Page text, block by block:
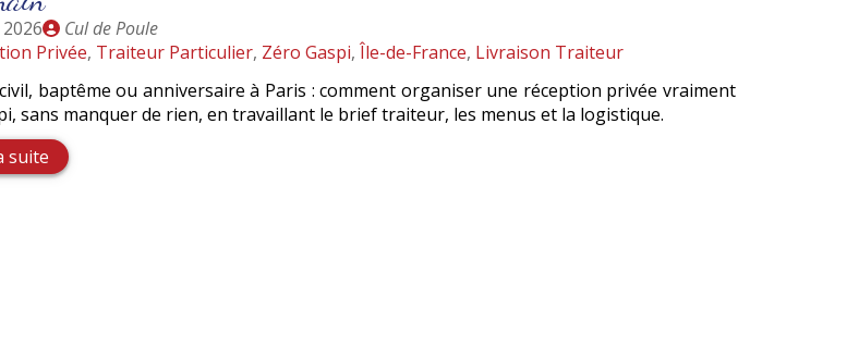
Publié
par
Cul de Poule
Privée, Traiteur Particulier, Zéro Gaspi, Île-de-France, Livraison Traiteur
baptême ou anniversaire à Paris : comment organiser une réception privée vraiment
sans manquer de rien, en travaillant le brief traiteur, les menus et la logistique.
suite